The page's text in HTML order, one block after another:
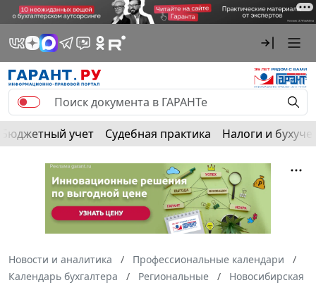
Бюджетный учет Судебная практика Налоги и
Новости и аналитика
Профессиональные календари
Календарь бухгалтера
Региональные
Новосибирская